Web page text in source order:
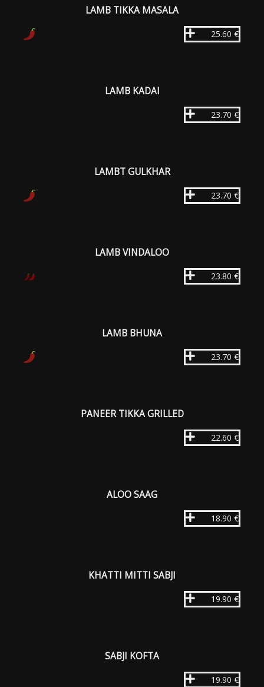
LAMB TIKKA MASALA
25.60 €
LAMB KADAI
23.70 €
LAMBT GULKHAR
23.70 €
LAMB VINDALOO
23.80 €
LAMB BHUNA
23.70 €
PANEER TIKKA GRILLED
22.60 €
ALOO SAAG
18.90 €
KHATTI MITTI SABJI
19.90 €
SABJI KOFTA
19.90 €